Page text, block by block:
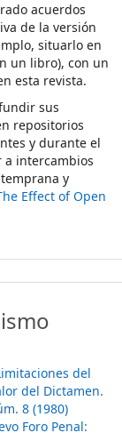
acuerdos
de la versión
situarlo en
un libro), con un
esta revista.
sus
repositorios
y durante el
a intercambios
y
Effect of Open
del
del Dictamen.
8 (1980)
Foro Penal: